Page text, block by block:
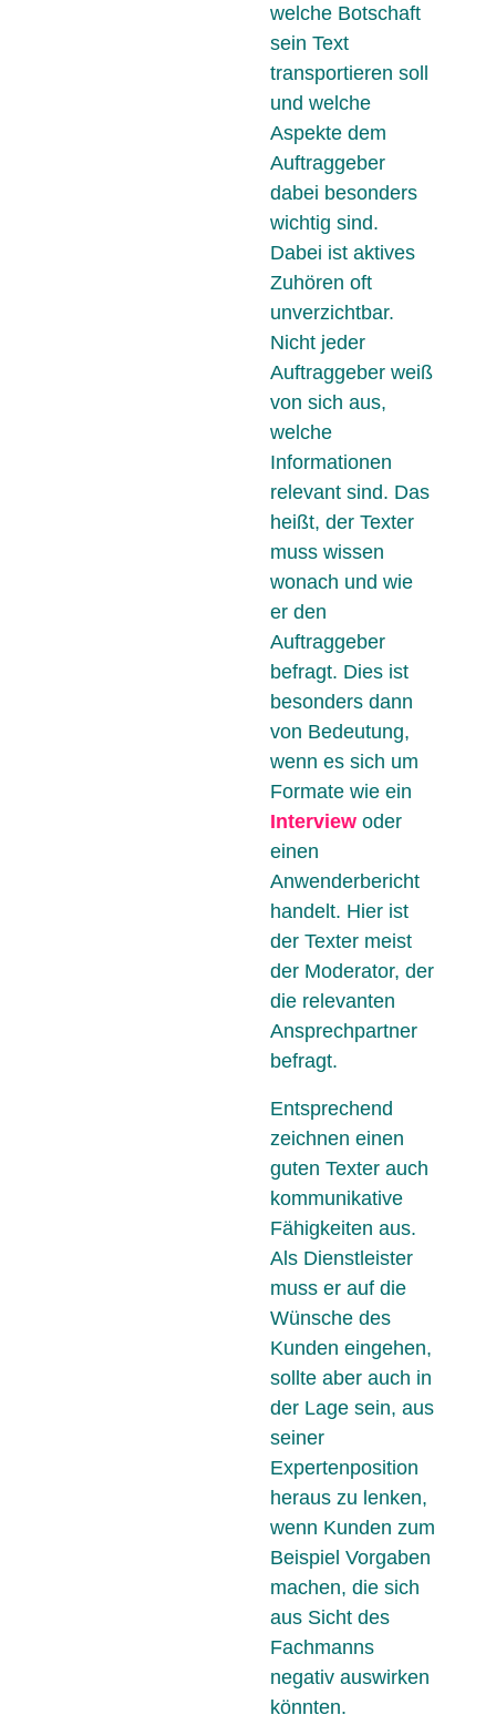
welche Botschaft
sein Text
transportieren soll
und welche
Aspekte dem
Auftraggeber
dabei besonders
wichtig sind.
Dabei ist aktives
Zuhören oft
unverzichtbar.
Nicht jeder
Auftraggeber weiß
von sich aus,
welche
Informationen
relevant sind. Das
heißt, der Texter
muss wissen
wonach und wie
er den
Auftraggeber
befragt. Dies ist
besonders dann
von Bedeutung,
wenn es sich um
Formate wie ein
Interview oder
einen
Anwenderbericht
handelt. Hier ist
der Texter meist
der Moderator, der
die relevanten
Ansprechpartner
befragt.
Entsprechend
zeichnen einen
guten Texter auch
kommunikative
Fähigkeiten aus.
Als Dienstleister
muss er auf die
Wünsche des
Kunden eingehen,
sollte aber auch in
der Lage sein, aus
seiner
Expertenposition
heraus zu lenken,
wenn Kunden zum
Beispiel Vorgaben
machen, die sich
aus Sicht des
Fachmanns
negativ auswirken
könnten.